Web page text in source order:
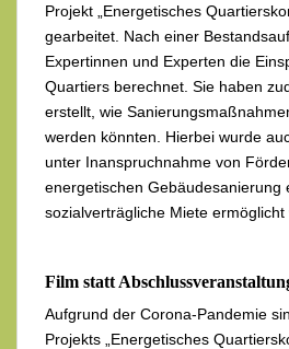
Projekt „Energetisches
gearbeitet. Nach einer
Expertinnen und Experten die
Quartiers berechnet. Sie haben
erstellt, wie
werden könnten. Hierbei wurde
unter Inanspruchnahme von
energetischen Gebäudesanierung
sozialverträgliche Miete ermöglicht
Film statt
Aufgrund der Corona-Pandemie
Projekts „Energetisches